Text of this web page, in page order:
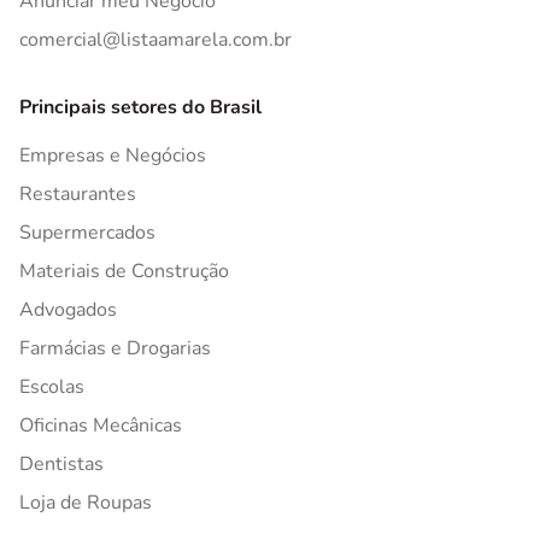
comercial@listaamarela.com.br
Principais setores do Brasil
Empresas e Negócios
Restaurantes
Supermercados
Materiais de Construção
Advogados
Farmácias e Drogarias
Escolas
Oficinas Mecânicas
Dentistas
Loja de Roupas